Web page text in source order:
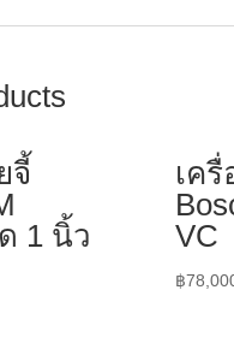
จี้
1 นิ้ว
เค
VC
฿